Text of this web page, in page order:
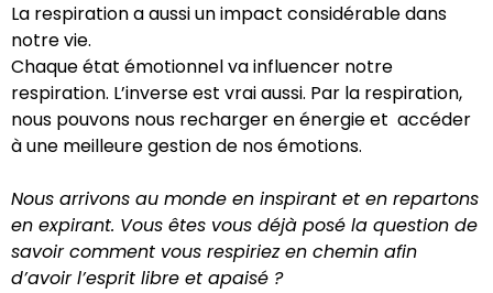
La respiration a aussi un impact considérable dans
notre vie.
Chaque état émotionnel va influencer notre
respiration. L’inverse est vrai aussi. Par la respiration,
nous pouvons nous recharger en énergie et accéder
à une meilleure gestion de nos émotions.
Nous arrivons au monde en inspirant et en repartons
en expirant. Vous êtes vous déjà posé la question de
savoir comment vous respiriez en chemin afin
d’avoir l’esprit libre et apaisé ?